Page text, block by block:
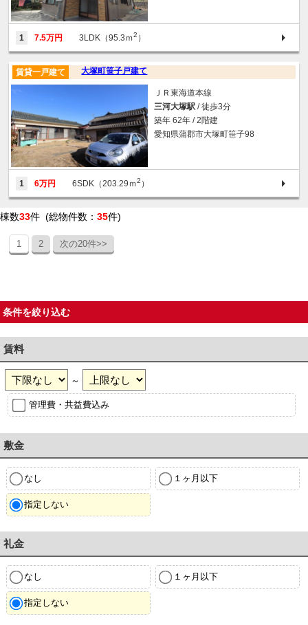
1 7.5万円 3LDK（95.3ｍ2 ）
大塚町笹子戸建て
賃貸一戸建て
ＪＲ東海道本線
三河大塚駅 / 徒歩3分
築年 62年 / 2階建
愛知県蒲郡市大塚町笹子98
1 6万円 6SDK（203.29ｍ2 ）
棟数33件 (総物件数： 35件)
1 2 次の20件>>
条件を絞り込む
賃料
～
管理費・共益費込み
敷金
なし １ヶ月以下
指定しない
礼金
なし １ヶ月以下
指定しない